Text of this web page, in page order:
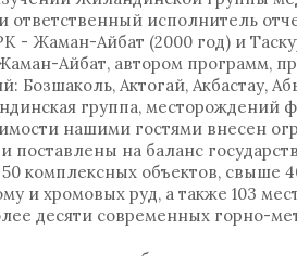
ответственный исполнитель
- Жаман-Айбат (2000 год) и
Айбат, автором программ,
Бозшаколь, Актогай, Акбастау,
группа, месторождений
нашими гостями внесен
поставлены на баланс
комплексных объектов, свыше
и хромовых руд, а также 103
десяти современных горно-